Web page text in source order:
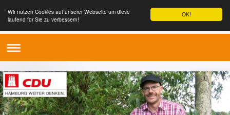
OK!
Wir nutzen Cookies auf unserer Webseite um diese
laufend für Sie zu verbessern!